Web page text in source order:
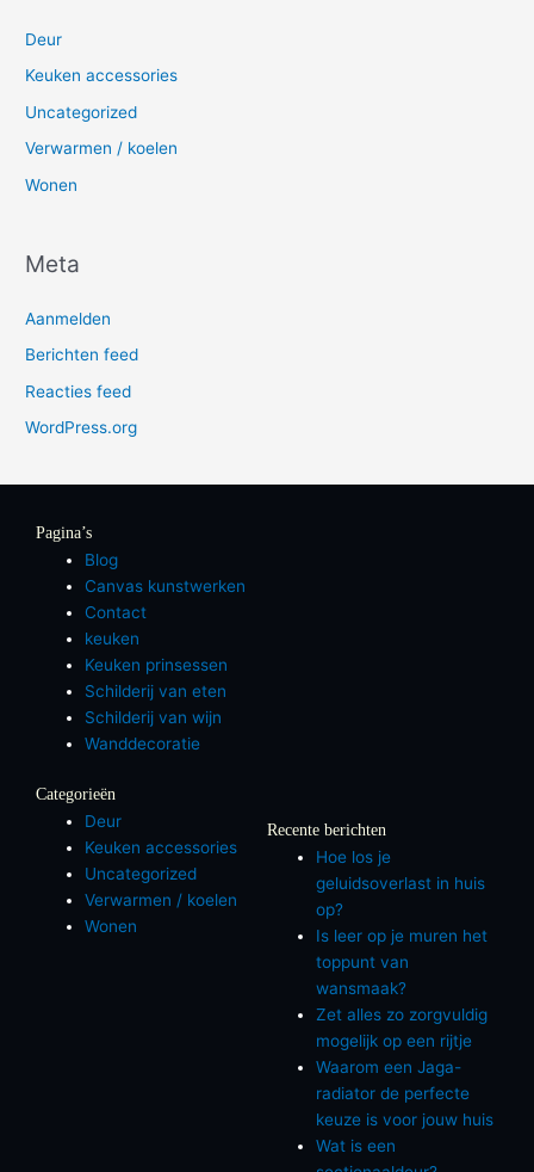
Deur
Keuken accessories
Uncategorized
Verwarmen / koelen
Wonen
Meta
Aanmelden
Berichten feed
Reacties feed
WordPress.org
Pagina’s
Blog
Canvas kunstwerken
Contact
keuken
Keuken prinsessen
Schilderij van eten
Schilderij van wijn
Wanddecoratie
Categorieën
Deur
Keuken accessories
Uncategorized
Verwarmen / koelen
Wonen
Recente berichten
Hoe los je
geluidsoverlast in huis
op?
Is leer op je muren het
toppunt van
wansmaak?
Zet alles zo zorgvuldig
mogelijk op een rijtje
Waarom een Jaga-
radiator de perfecte
keuze is voor jouw huis
Wat is een